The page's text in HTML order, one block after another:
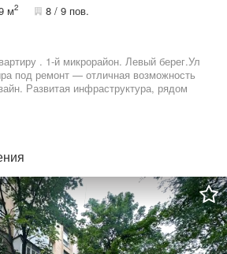
м2 8 / 9 пов.
. 1-й микрорайон. Левый берег.Ул
под ремонт — отличная возможность
Развитая инфраструктура, рядом